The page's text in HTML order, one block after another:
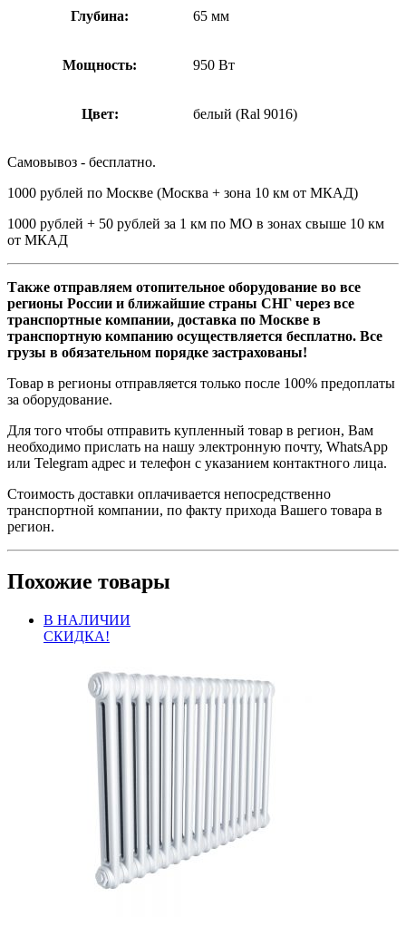
Глубина: 65 мм
Мощность: 950 Вт
Цвет: белый (Ral 9016)
Самовывоз - бесплатно.
1000 рублей по Москве (Москва + зона 10 км от МКАД)
1000 рублей + 50 рублей за 1 км по МО в зонах свыше 10 км
от МКАД
Также отправляем отопительное оборудование во все
регионы России и ближайшие страны СНГ через все
транспортные компании, доставка по Москве в
транспортную компанию осуществляется бесплатно. Все
грузы в обязательном порядке застрахованы!
Товар в регионы отправляется только после 100% предоплаты
за оборудование.
Для того чтобы отправить купленный товар в регион, Вам
необходимо прислать на нашу электронную почту, WhatsApp
или Telegram адрес и телефон с указанием контактного лица.
Стоимость доставки оплачивается непосредственно
транспортной компании, по факту прихода Вашего товара в
регион.
Похожие товары
В НАЛИЧИИ
СКИДКА!